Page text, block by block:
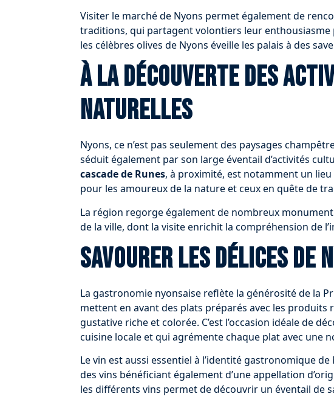
Visiter le marché de Nyons permet également de
traditions, qui partagent volontiers leur
les célèbres olives de Nyons éveille les palais à des
À la découverte des
naturelles
Nyons, ce n’est pas seulement des paysages
séduit également par son large éventail d’activités
cascade de Runes, à proximité, est notamment un
pour les amoureux de la nature et ceux en quête de
La région regorge également de nombreux
de la ville, dont la visite enrichit la compréhension de
Savourer les délices de
La gastronomie nyonsaise reflète la générosité de la
mettent en avant des plats préparés avec les
gustative riche et colorée. C’est l’occasion idéale de
cuisine locale et qui agrémente chaque plat avec une
Le vin est aussi essentiel à l’identité gastronomique
des vins bénéficiant également d’une appellation
les différents vins permet de découvrir un éventail de